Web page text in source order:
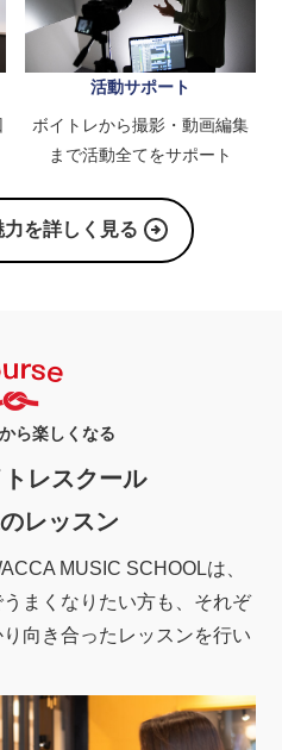
活動サポート
ボイトレから撮影・動画編集
まで活動全てをサポート
を詳しく見る
ら楽しくなる
レスクール
レッスン
MUSIC SCHOOLは、
まくなりたい方も、それぞ
向き合ったレッスンを行い